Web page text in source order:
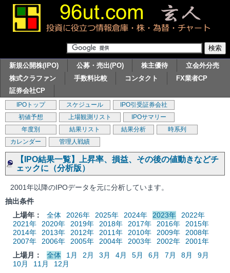
新規公開株(IPO) 公募・売出(PO) 株主優待
立会外分売
株式クラファン
手数料比較 コンタクト
FX業者CP
証券会社CP
IPOトップ スケジュール
IPO引受証券会社
初値予想
上場観測リスト
IPOサマリー
年度別
結果リスト 結果分析
時系列
カレンダー
管理人戦績
【IPO結果一覧】上昇率、損益、その後の値動きなどチ
ェックに（分析版）
2001年以降のIPOデータを元に分析しています。
抽出条件
上場年：
全体 2026年 2025年 2024年 2023年
2022年
2021年
2020年 2019年 2018年 2017年 2016年
2015年
2014年
2013年 2012年 2011年 2010年 2009年
2008年
2007年
2006年 2005年 2004年 2003年 2002年
2001年
上場月：
全体 1月 2月 3月 4月 5月 6月 7月 8月
9月
10月
11月
12月